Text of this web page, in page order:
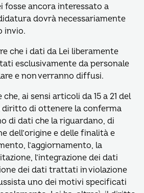
fosse ancora interessato a
dovrà necessariamente
invio.
che i dati da Lei liberamente
esclusivamente da personale
e non verranno diffusi.
ai sensi articoli da 15 a 21 del
diritto di ottenere la conferma
di dati che la riguardano, di
dell’origine e delle finalità e
l’aggiornamento, la
l’integrazione dei dati
dei dati trattati in violazione
uno dei motivi specificati